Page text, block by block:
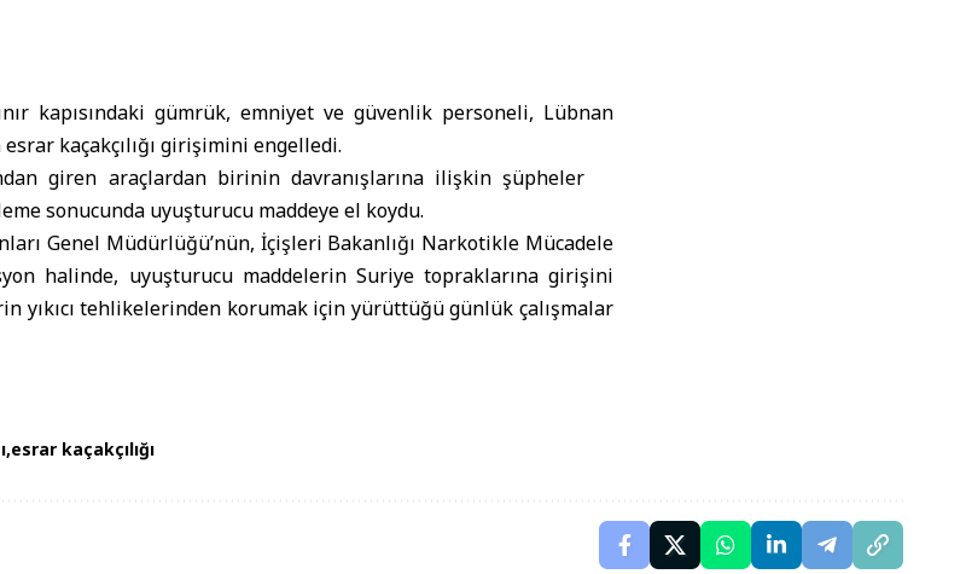
kapısındaki gümrük, emniyet ve güvenlik personeli, Lübnan
esrar kaçakçılığı girişimini engelledi.
giren araçlardan birinin davranışlarına ilişkin şüpheler
sonucunda uyuşturucu maddeye el koydu.
Genel Müdürlüğü’nün, İçişleri Bakanlığı Narkotikle Mücadele
halinde, uyuşturucu maddelerin Suriye topraklarına girişini
yıkıcı tehlikelerinden korumak için yürüttüğü günlük çalışmalar
esrar kaçakçılığı